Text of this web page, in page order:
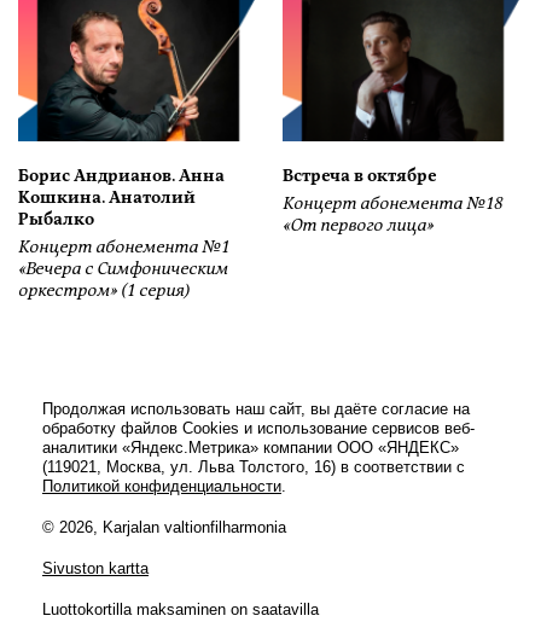
Борис Андрианов. Анна
Кошкина. Анатолий
Рыбалко
Концерт абонемента №1
«Вечера с Симфоническим
оркестром» (1 серия)
Встреча в октябре
Концерт абонемента №18
«От первого лица»
Продолжая использовать наш сайт, вы даёте согласие на
обработку файлов Cookies и использование сервисов веб-
аналитики «Яндекс.Метрика» компании ООО «ЯНДЕКС»
(119021, Москва, ул. Льва Толстого, 16) в соответствии с
Политикой конфиденциальности.
© 2026, Karjalan valtionfilharmonia
Sivuston kartta
Luottokortilla maksaminen on saatavilla